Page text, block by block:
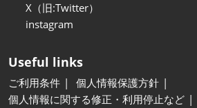
X（旧:Twitter）
instagram
Useful links
ご利用条件
個人情報保護方針
個人情報に関する修正・利用停止など